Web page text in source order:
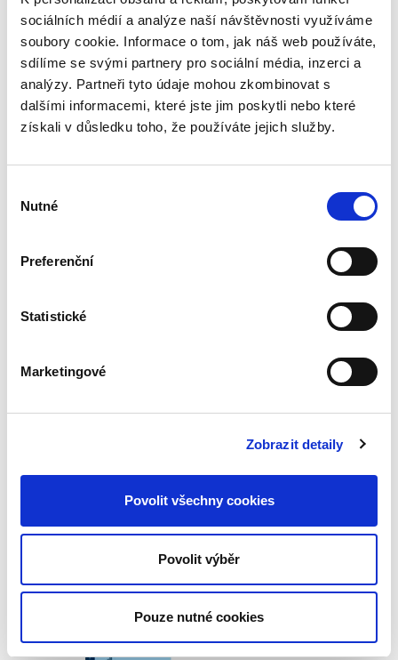
sociálních médií a analýze naší návštěvnosti využíváme
soubory cookie. Informace o tom, jak náš web používáte,
sdílíme se svými partnery pro sociální média, inzerci a
analýzy. Partneři tyto údaje mohou zkombinovat s
dalšími informacemi, které jste jim poskytli nebo které
získali v důsledku toho, že používáte jejich služby.
souhlasu
Nutné
Preferenční
Statistické
Marketingové
Zobrazit detaily
Povolit všechny cookies
Povolit výběr
Pouze nutné cookies
Téma procesního společenství představuje v
rámci civilního procesního práva oblast s
bohatou doktrinální tradicí, zejména pokud jde
o jeho podobu v nalézacím sporném řízení.
Naproti tomu jeho...
390,00 Kč
podle § 2933 až 2935 ObčZ. Nejde ale pouze o
řešení...
Mediace. Ohlédnutí
po deseti letech